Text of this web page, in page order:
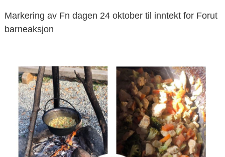
Markering av Fn dagen 24 oktober til inntekt for Forut
barneaksjon